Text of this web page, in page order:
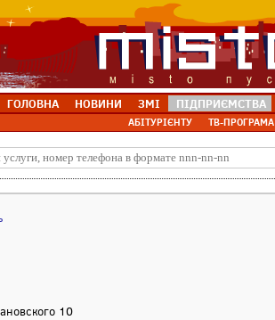
ГОЛОВНА НОВИНИ ЗМІ ПІДПРИЄМСТВА
АБІТУРІЄНТУ ТВ-ПРОГРАМА
10